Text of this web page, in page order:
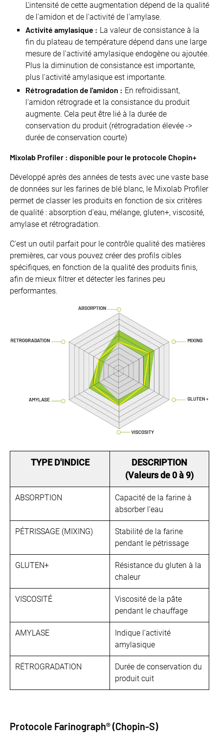
L'intensité de cette augmentation dépend de la qualité
de l'amidon et de l'activité de l'amylase.
Activité amylasique : La valeur de consistance à la
fin du plateau de température dépend dans une large
mesure de l'activité amylasique endogène ou ajoutée.
Plus la diminution de consistance est importante,
plus l'activité amylasique est importante.
Rétrogradation de l'amidon : En refroidissant,
l'amidon rétrograde et la consistance du produit
augmente. Cela peut être lié à la durée de
conservation du produit (rétrogradation élevée ->
durée de conservation courte)
Mixolab Profiler : disponible pour le protocole Chopin+
Développé après des années de tests avec une vaste base
de données sur les farines de blé blanc, le Mixolab Profiler
permet de classer les produits en fonction de six critères
de qualité : absorption d'eau, mélange, gluten+, viscosité,
amylase et rétrogradation.
C'est un outil parfait pour le contrôle qualité des matières
premières, car vous pouvez créer des profils cibles
spécifiques, en fonction de la qualité des produits finis,
afin de mieux filtrer et détecter les farines peu
performantes.
TYPE D'INDICE
DESCRIPTION
(Valeurs de 0 à 9)
ABSORPTION
Capacité de la farine à
absorber l'eau
PÉTRISSAGE (MIXING)
Stabilité de la farine
pendant le pétrissage
GLUTEN+
Résistance du gluten à la
chaleur
VISCOSITÉ
Viscosité de la pâte
pendant le chauffage
AMYLASE
Indique l'activité
amylasique
RÉTROGRADATION
Durée de conservation du
produit cuit
Protocole Farinograph® (Chopin-S)